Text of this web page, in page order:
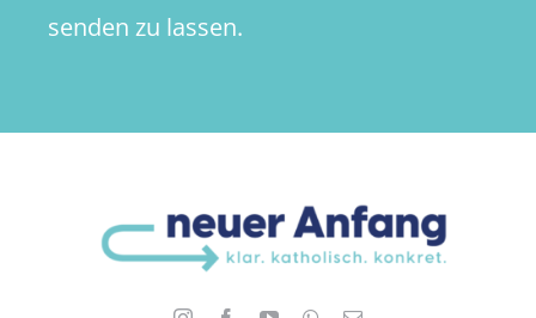
senden zu lassen.